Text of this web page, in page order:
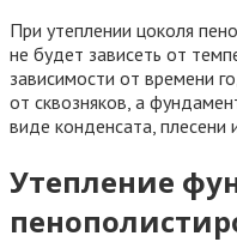
При утеплении цоколя
не будет зависеть от
зависимости от времени
от сквозняков, а
виде конденсата, плесени
Утепление